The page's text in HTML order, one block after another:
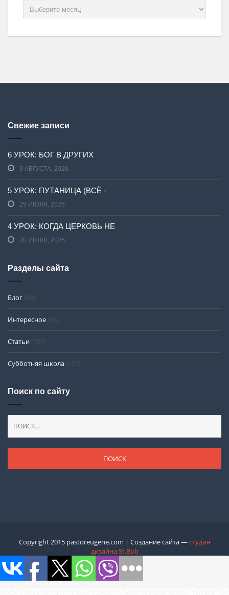
Архив
Свежие записи
6 УРОК: БОГ В ДРУГИХ
3 АВГУСТА, 2026
5 УРОК: ПУТАНИЦА (ВСЁ -
29 ИЮЛЯ, 2026
4 УРОК: КОГДА ЦЕРКОВЬ НЕ
20 ИЮЛЯ, 2026
Разделы сайта
Блог (69)
Интересное (33)
Статьи (197)
Субботняя школа (651)
Поиск по сайту
Copyright 2015 pastoreugene.com | Создание сайта —студия
дизайна St.Bob